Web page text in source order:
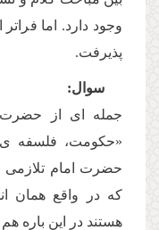
وجود دارد. اما
پذیرفت.
سوال:
جمله اى از حضرت
«حكومت، فلسفه ى
حضرت امام
كه در واقع همان
هستند در این باره